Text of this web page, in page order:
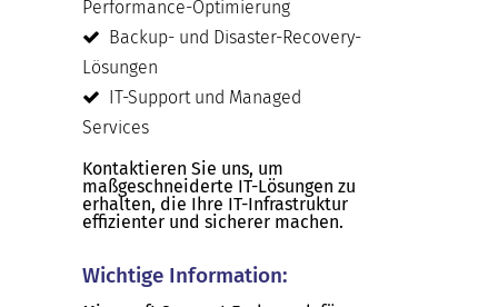
Performance-Optimierung
Backup- und Disaster-Recovery-
Lösungen
IT-Support und Managed
Services
Kontaktieren Sie uns, um
maßgeschneiderte IT-Lösungen zu
erhalten, die Ihre IT-Infrastruktur
effizienter und sicherer machen.
Wichtige Information: